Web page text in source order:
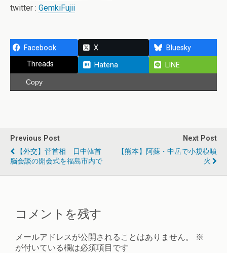
twitter : GemkiFujii
Facebook X
Bluesky
Threads
Hatena LINE
Copy
Previous Post
【外交】菅首相 日中韓首
脳会談の開会式を福島市内で
Next Post
【熊本】阿蘇・中岳で小規模噴
火
コメントを残す
メールアドレスが公開されることはありません。
※
が付いている欄は必須項目です